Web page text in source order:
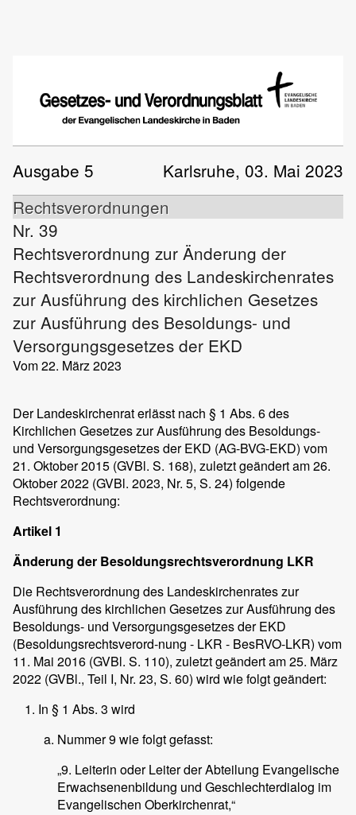
Ausgabe 5
Karlsruhe, 03. Mai 2023
Rechtsverordnungen
Nr. 39
Rechtsverordnung zur Änderung der
Rechtsverordnung des Landeskirchenrates
zur Ausführung des kirchlichen Gesetzes
zur Ausführung des Besoldungs- und
Versorgungsgesetzes der EKD
Vom 22. März 2023
Der Landeskirchenrat erlässt nach § 1 Abs. 6 des
Kirchlichen Gesetzes zur Ausführung des Besoldungs-
und Versorgungsgesetzes der EKD (AG-BVG-EKD) vom
21. Oktober 2015 (GVBl. S. 168), zuletzt geändert am 26.
Oktober 2022 (GVBl. 2023, Nr. 5, S. 24) folgende
Rechtsverordnung:
Artikel 1
Änderung der Besoldungsrechtsverordnung LKR
Die Rechtsverordnung des Landeskirchenrates zur
Ausführung des kirchlichen Gesetzes zur Ausführung des
Besoldungs- und Versorgungsgesetzes der EKD
(Besoldungsrechtsverord-nung - LKR - BesRVO-LKR) vom
11. Mai 2016 (GVBl. S. 110), zuletzt geändert am 25. März
2022 (GVBl., Teil I, Nr. 23, S. 60) wird wie folgt geändert:
In § 1 Abs. 3 wird
Nummer 9 wie folgt gefasst:
„9. Leiterin oder Leiter der Abteilung Evangelische
Erwachsenenbildung und Geschlechterdialog im
Evangelischen Oberkirchenrat,“